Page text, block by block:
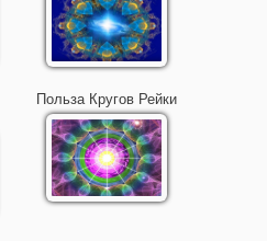
Польза Кругов Рейки